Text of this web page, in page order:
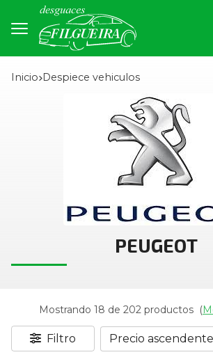
Inicio despiece vehiculos
PEUGEOT
Mostrando 18 de 202 productos (
Filtro